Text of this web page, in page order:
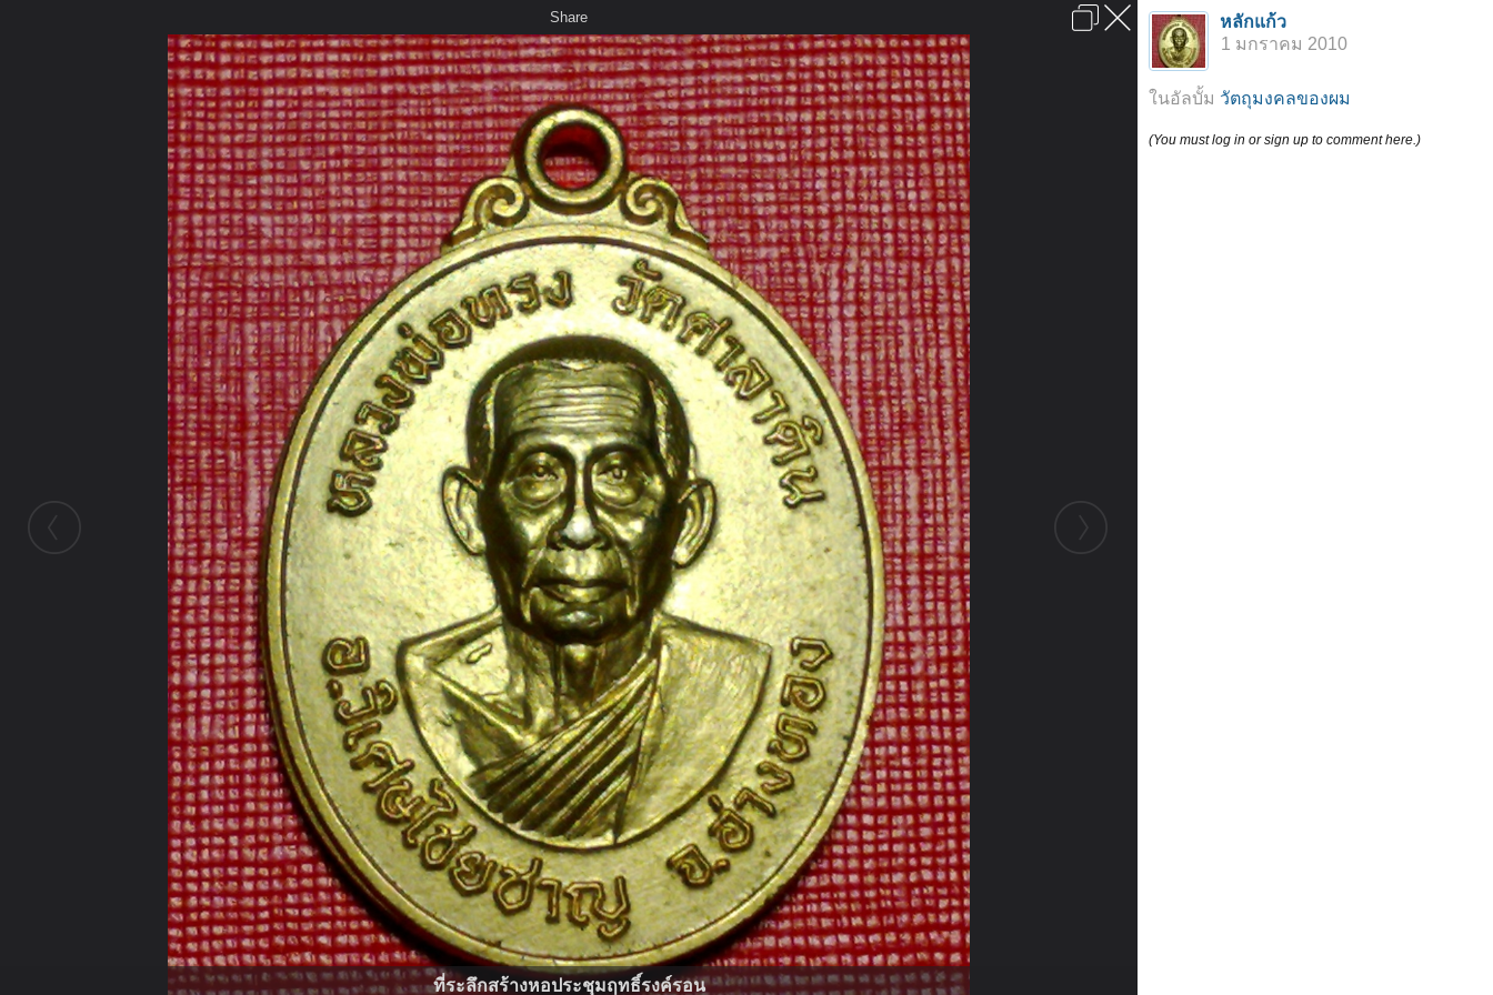
รูปภาพ General หลักแก้ว วัตถุมงคลของผม
ที่ระลึกสร้างหอประชุมฤทธิ์รงค์รอน
เว็บบอร์ด มีอะไรใหม่ วิดีโอ รูปภาพ
มีอะไรใหม่ คอลเล็คชั่น สถานที่ กล้อง แท็ก
เสียงธรรม สมาชิก ห้องสนทนา
ลงโฆษณา ติดต่อเรา ช่วยเหลือ
Share
ที่ระลึกสร้างหอประชุมฤทธิ์รงค์รอน
หลักแก้ว
1 มกราคม 2010
ในอัลบั้ม วัตถุมงคลของผม
(You must log in or sign up to comment here.)